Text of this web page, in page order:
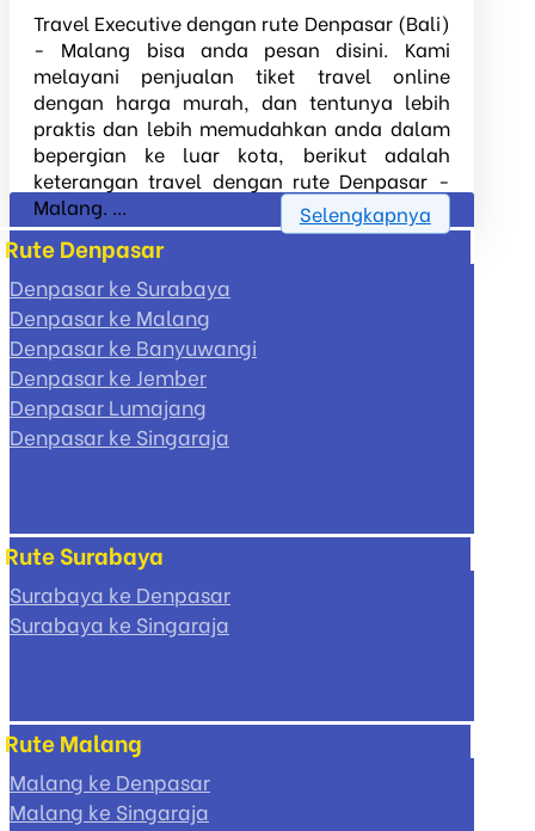
Travel Executive dengan rute Denpasar (Bali)
- Malang bisa anda pesan disini. Kami
melayani penjualan tiket travel online
dengan harga murah, dan tentunya lebih
praktis dan lebih memudahkan anda dalam
bepergian ke luar kota, berikut adalah
keterangan travel dengan rute Denpasar -
Malang. ...
Selengkapnya
Rute Denpasar
Denpasar ke Surabaya
Denpasar ke Malang
Denpasar ke Banyuwangi
Denpasar ke Jember
Denpasar Lumajang
Denpasar ke Singaraja
Rute Surabaya
Surabaya ke Denpasar
Surabaya ke Singaraja
Rute Malang
Malang ke Denpasar
Malang ke Singaraja